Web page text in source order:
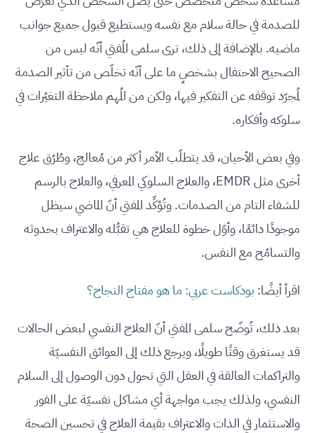
للصدمة في حالة سلام مع نفسه ويستطيع قبول جميع جوانب
ماضيه. بالإضافة إلى ذلك، ترى سلمى المُفتي أنّه ليس من
الصحيح الاحتفال بشخصٍ ما على أنّه تخلّص من تأثير الصدمة
لمُجرّد توقفه عن التفكير فيها، ولكن من المُهم ملاحظة التغيُرات في
سلوكه وأفكاره.
وفي بعض الأحيان، قد يتطلّب الأمر أكثر من مُعالج، وطُرُق علاج
أخرى مثل EMDR، والعلاج السلوكي المعرفي، والعلاج بالرسم
للشفاء التام من الصدمات. وتُؤكِّد المفتي أنّ الماضي سيظل
موجودًا دائمًا، وأوّل خطوة للعلاج هي تقبُّله والاعتراف بحدوثه
والتسامُح مع النفس.
اقرأ أيضًا: بودكاست عربي: ما هو مفتاح النجاح؟
بعد ذلك، تُوضّح سلمى المفتي أنّ العلاج النفسي لبعض الحالات
قد يستغرق وقتًا طويلًا، ويرجع ذلك إلى العوائق النفسيّة
والتراكمات العالقة في العقل التي تحول دون الوصول إلى السلام
النفسي، ولذلك يجب مواجهة أي مشاكل نفسيّة على الفور
والاستثمار في الذات والاعتراف بقيمة العلاج في تحسين الصحة